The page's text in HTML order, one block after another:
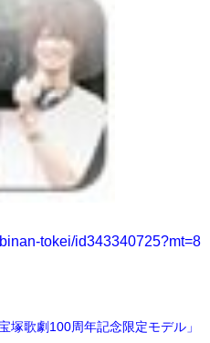
tokei/id343340725?mt=8
塚歌劇100周年記念限定モデル」